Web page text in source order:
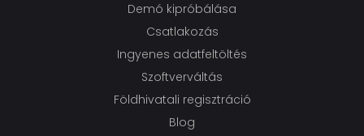
Demó kipróbálása
Csatlakozás
Ingyenes adatfeltöltés
Szoftverváltás
Földhivatali regisztráció
Blog